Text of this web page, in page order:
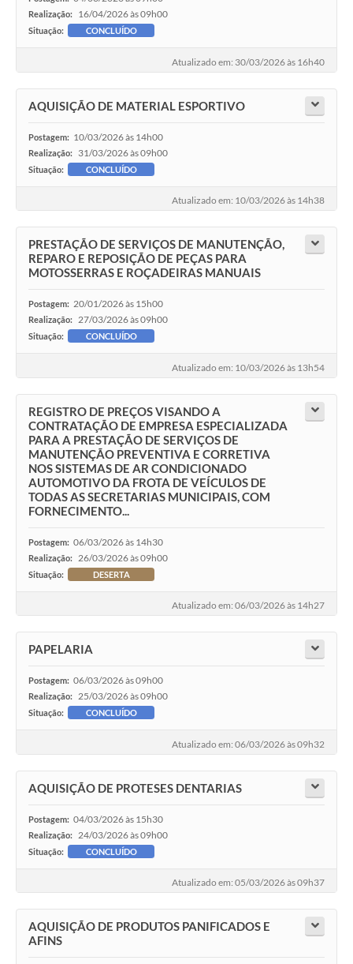
Realização: 16/04/2026 às 09h00
Situação: CONCLUÍDO
Atualizado em: 30/03/2026 às 16h40
AQUISIÇÃO DE MATERIAL ESPORTIVO
Postagem: 10/03/2026 às 14h00
Realização: 31/03/2026 às 09h00
Situação: CONCLUÍDO
Atualizado em: 10/03/2026 às 14h38
PRESTAÇÃO DE SERVIÇOS DE MANUTENÇÃO,
REPARO E REPOSIÇÃO DE PEÇAS PARA
MOTOSSERRAS E ROÇADEIRAS MANUAIS
Postagem: 20/01/2026 às 15h00
Realização: 27/03/2026 às 09h00
Situação: CONCLUÍDO
Atualizado em: 10/03/2026 às 13h54
REGISTRO DE PREÇOS VISANDO A
CONTRATAÇÃO DE EMPRESA ESPECIALIZADA
PARA A PRESTAÇÃO DE SERVIÇOS DE
MANUTENÇÃO PREVENTIVA E CORRETIVA
NOS SISTEMAS DE AR CONDICIONADO
AUTOMOTIVO DA FROTA DE VEÍCULOS DE
TODAS AS SECRETARIAS MUNICIPAIS, COM
FORNECIMENTO...
Postagem: 06/03/2026 às 14h30
Realização: 26/03/2026 às 09h00
Situação: DESERTA
Atualizado em: 06/03/2026 às 14h27
PAPELARIA
Postagem: 06/03/2026 às 09h00
Realização: 25/03/2026 às 09h00
Situação: CONCLUÍDO
Atualizado em: 06/03/2026 às 09h32
AQUISIÇÃO DE PROTESES DENTARIAS
Postagem: 04/03/2026 às 15h30
Realização: 24/03/2026 às 09h00
Situação: CONCLUÍDO
Atualizado em: 05/03/2026 às 09h37
AQUISIÇÃO DE PRODUTOS PANIFICADOS E
AFINS